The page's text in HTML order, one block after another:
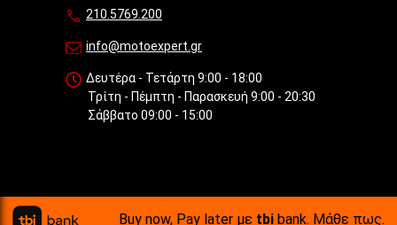
210.5769.200
info@motoexpert.gr
Δευτέρα - Τετάρτη 9:00 - 18:00
Τρίτη - Πέμπτη - Παρασκευή 9:00 - 20:30
Σάββατο 09:00 - 15:00
Buy now, Pay later με tbi bank. Μάθε πως.